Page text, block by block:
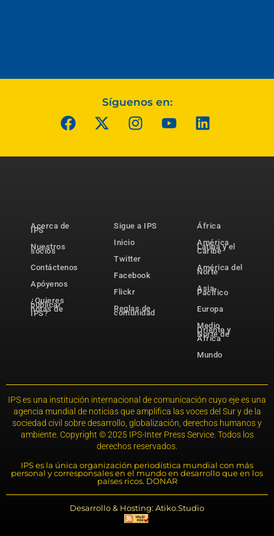
Síguenos en:
Acerca de
IPS
Nuestros
socios
Contáctenos
Apóyenos
¿Quieres
publicar
notas de
IPS?
Sigue a IPS
Inicio
Twitter
Facebook
Flickr
Reglas de
comunidad
África
América
Latina y el
Caribe
América del
Norte
Asia-
Pacífico
Europa
Medio
Oriente y
Norte de
África
Mundo
IPS es una institución internacional de comunicación cuyo eje es una
agencia mundial de noticias que amplifica las voces del Sur y de la
sociedad civil sobre desarrollo, globalización, derechos humanos y
ambiente. Copyright © 2025 IPS-Inter Press Service. Todos los
derechos reservados.
IPS es la única organización periodística mundial con más
personal y corresponsales en el mundo en desarrollo que en los
países ricos. DONAR
Desarrollo & Hosting: Atiko.Studio